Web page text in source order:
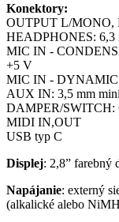
Konektory:
OUTPUT L/MONO,
HEADPHONES: 6,3
MIC IN -
+5 V
MIC IN - DYNAMIC:
AUX IN: 3,5 mm
DAMPER/SWITCH:
MIDI IN,OUT
USB typ C
Displej: 2,8” farebný
Napájanie: externý
(alkalické alebo